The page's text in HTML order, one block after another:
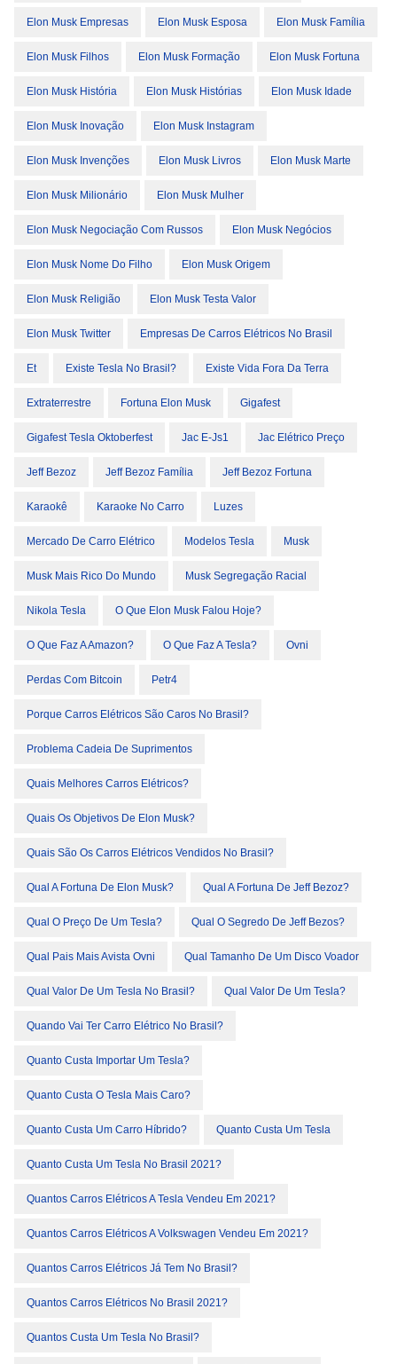
Elon Musk Empresas Elon Musk Esposa Elon Musk Família
Elon Musk Filhos Elon Musk Formação Elon Musk Fortuna
Elon Musk História Elon Musk Histórias Elon Musk Idade
Elon Musk Inovação Elon Musk Instagram
Elon Musk Invenções Elon Musk Livros Elon Musk Marte
Elon Musk Milionário Elon Musk Mulher
Elon Musk Negociação Com Russos Elon Musk Negócios
Elon Musk Nome Do Filho Elon Musk Origem
Elon Musk Religião Elon Musk Testa Valor
Elon Musk Twitter Empresas De Carros Elétricos No Brasil
Et Existe Tesla No Brasil? Existe Vida Fora Da Terra
Extraterrestre Fortuna Elon Musk Gigafest
Gigafest Tesla Oktoberfest Jac E-Js1 Jac Elétrico Preço
Jeff Bezoz Jeff Bezoz Família Jeff Bezoz Fortuna
Karaokê Karaoke No Carro Luzes
Mercado De Carro Elétrico Modelos Tesla Musk
Musk Mais Rico Do Mundo Musk Segregação Racial
Nikola Tesla O Que Elon Musk Falou Hoje?
O Que Faz A Amazon? O Que Faz A Tesla? Ovni
Perdas Com Bitcoin Petr4
Porque Carros Elétricos São Caros No Brasil?
Problema Cadeia De Suprimentos
Quais Melhores Carros Elétricos?
Quais Os Objetivos De Elon Musk?
Quais São Os Carros Elétricos Vendidos No Brasil?
Qual A Fortuna De Elon Musk? Qual A Fortuna De Jeff Bezoz?
Qual O Preço De Um Tesla? Qual O Segredo De Jeff Bezos?
Qual Pais Mais Avista Ovni Qual Tamanho De Um Disco Voador
Qual Valor De Um Tesla No Brasil? Qual Valor De Um Tesla?
Quando Vai Ter Carro Elétrico No Brasil?
Quanto Custa Importar Um Tesla?
Quanto Custa O Tesla Mais Caro?
Quanto Custa Um Carro Híbrido? Quanto Custa Um Tesla
Quanto Custa Um Tesla No Brasil 2021?
Quantos Carros Elétricos A Tesla Vendeu Em 2021?
Quantos Carros Elétricos A Volkswagen Vendeu Em 2021?
Quantos Carros Elétricos Já Tem No Brasil?
Quantos Carros Elétricos No Brasil 2021?
Quantos Custa Um Tesla No Brasil?